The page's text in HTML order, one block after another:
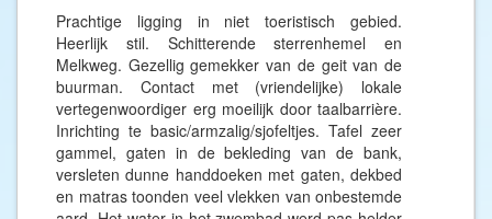
Prachtige ligging in niet toeristisch gebied.
Heerlijk stil. Schitterende sterrenhemel en
Melkweg. Gezellig gemekker van de geit van de
buurman. Contact met (vriendelijke) lokale
vertegenwoordiger erg moeilijk door taalbarrière.
Inrichting te basic/armzalig/sjofeltjes. Tafel zeer
gammel, gaten in de bekleding van de bank,
versleten dunne handdoeken met gaten, dekbed
en matras toonden veel vlekken van onbestemde